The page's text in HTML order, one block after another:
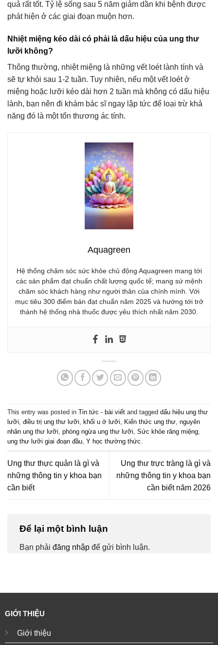
quả rất tốt. Tỷ lệ sống sau 5 năm giảm dần khi bệnh được
phát hiện ở các giai đoạn muộn hơn.
Nhiệt miệng kéo dài có phải là dấu hiệu của ung thư
lưỡi không?
Thông thường, nhiệt miệng là những vết loét lành tính và
sẽ tự khỏi sau 1-2 tuần. Tuy nhiên, nếu một vết loét ở
miệng hoặc lưỡi kéo dài hơn 2 tuần mà không có dấu hiệu
lành, bạn nên đi khám bác sĩ ngay lập tức để loại trừ khả
năng đó là một tổn thương ác tính.
Aquagreen
Hệ thống chăm sóc sức khỏe chủ động Aquagreen mang tới
các sản phẩm đạt chuẩn chất lượng quốc tế; mang sứ mệnh
chăm sóc khách hàng như người thân của chính mình. Với
mục tiêu 300 điểm bán đạt chuẩn năm 2025 và hướng tới trở
thành hệ thống nhà thuốc được yêu thích nhất năm 2030.
This entry was posted in Tin tức - bài viết and tagged dấu hiệu ung thư
lưỡi, điều trị ung thư lưỡi, khối u ở lưỡi, Kiến thức ung thư, nguyên
nhân ung thư lưỡi, phòng ngừa ung thư lưỡi, Sức khỏe răng miệng,
ung thư lưỡi giai đoạn đầu, Y học thường thức.
Ung thư thực quản là gì và
những thông tin y khoa bạn
cần biết
Ung thư trực tràng là gì và
những thông tin y khoa bạn
cần biết năm 2026
Để lại một bình luận
Bạn phải đăng nhập để gửi bình luận.
GIỚI THIỆU
Giới thiệu